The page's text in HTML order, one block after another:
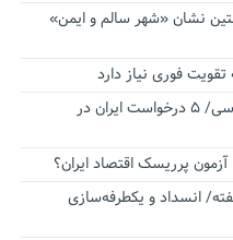
نشان «شهر سالم و ایمن»
فوری نیاز دارد
اقتدار ناوگروه ۱۰۳ در مأموریت‌ اقیانوسی/ ۵ درخواست ایران در
پرریسک اقتصاد ایران؟
انسداد و یکطرفه‌سازی